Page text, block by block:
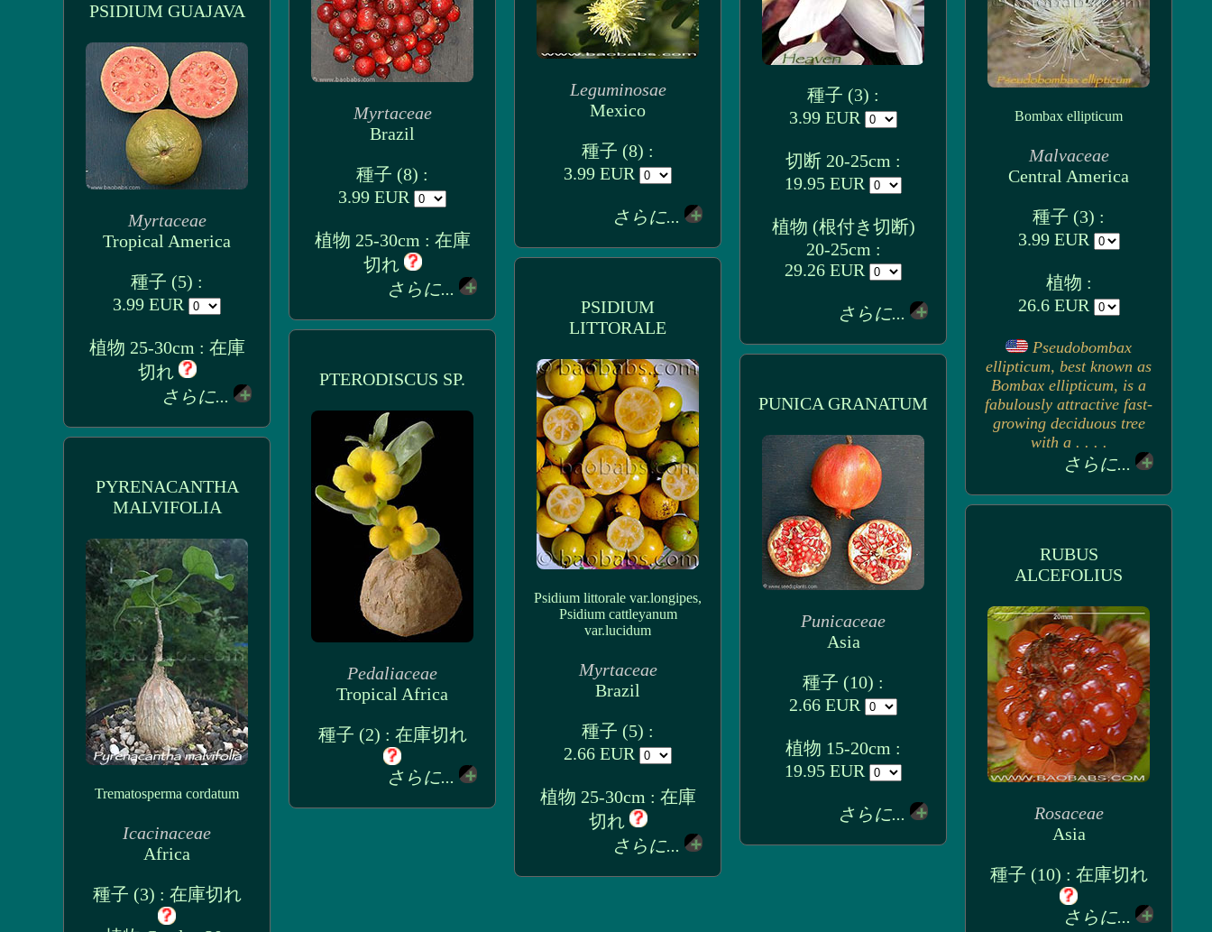
種子 (3) :
3.99 EUR
切断 20-25cm :
19.95 EUR
植物 (根付き切断)
20-25cm :
29.26 EUR
さらに...
Leguminosae
Mexico
種子 (8) :
3.99 EUR
さらに...
Bombax ellipticum
Malvaceae
Central America
種子 (3) :
3.99 EUR
植物 :
26.6 EUR
Pseudobombax
ellipticum, best known as
Bombax ellipticum, is a
fabulously attractive fast-
growing deciduous tree
with a . . . .
さらに...
Myrtaceae
Brazil
種子 (8) :
3.99 EUR
植物 25-30cm : 在庫
切れ
さらに...
PSIDIUM GUAJAVA
Myrtaceae
Tropical America
種子 (5) :
3.99 EUR
植物 25-30cm : 在庫
切れ
さらに...
PSIDIUM
LITTORALE
Psidium littorale var.longipes,
Psidium cattleyanum
var.lucidum
Myrtaceae
Brazil
種子 (5) :
2.66 EUR
植物 25-30cm : 在庫
切れ
さらに...
PTERODISCUS SP.
Pedaliaceae
Tropical Africa
種子 (2) : 在庫切れ
さらに...
PUNICA GRANATUM
Punicaceae
Asia
種子 (10) :
2.66 EUR
植物 15-20cm :
19.95 EUR
さらに...
PYRENACANTHA
MALVIFOLIA
Trematosperma cordatum
Icacinaceae
Africa
種子 (3) : 在庫切れ
RUBUS
ALCEFOLIUS
Rosaceae
Asia
種子 (10) : 在庫切れ
さらに...